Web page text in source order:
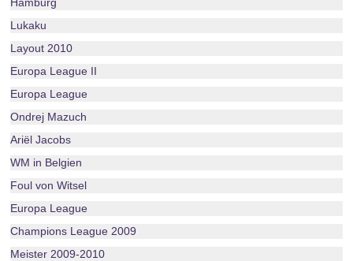
Lukaku
Layout 2010
Europa League II
Europa League
Ondrej Mazuch
Ariël Jacobs
WM in Belgien
Foul von Witsel
Europa League
Champions League 2009
Meister 2009-2010